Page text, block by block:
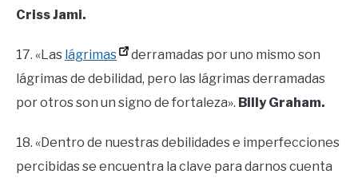
Criss Jami.
17. «Las lágrimas
derramadas por uno mismo son
lágrimas de debilidad, pero las lágrimas derramadas
por otros son un signo de fortaleza». Billy Graham.
18. «Dentro de nuestras debilidades e imperfecciones
percibidas se encuentra la clave para darnos cuenta